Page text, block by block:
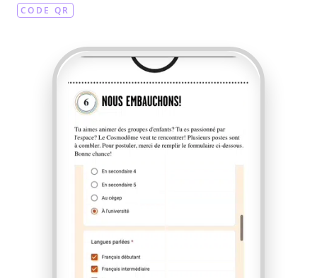
CODE QR